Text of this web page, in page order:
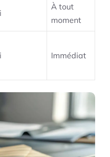
À tout
moment
Immédiat